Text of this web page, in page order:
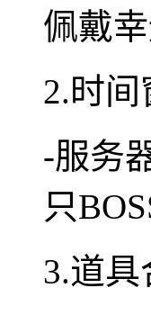
佩戴
2.时间
-服务
只
3.道